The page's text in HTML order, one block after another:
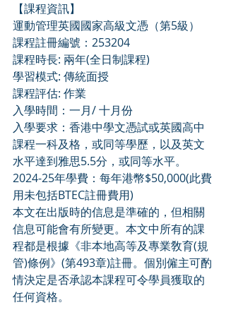
【課程資訊】
運動管理英國國家高級文憑（第5級）
課程註冊編號：253204
課程時長: 兩年(全日制課程)
學習模式: 傳統面授
課程評估: 作業
入學時間：一月/ 十月份
入學要求：香港中學文憑試或英國高中
課程一科及格，或同等學歷，以及英文
水平達到雅思5.5分，或同等水平。
2024-25年學費：每年港幣$50,000(此費
用未包括BTEC註冊費用)
本文在出版時的信息是準確的，但相關
信息可能會有所變更。本文中所有的課
程都是根據《非本地高等及專業敎育(規
管)條例》(第493章)註冊。個別僱主可酌
情決定是否承認本課程可令學員獲取的
任何資格。